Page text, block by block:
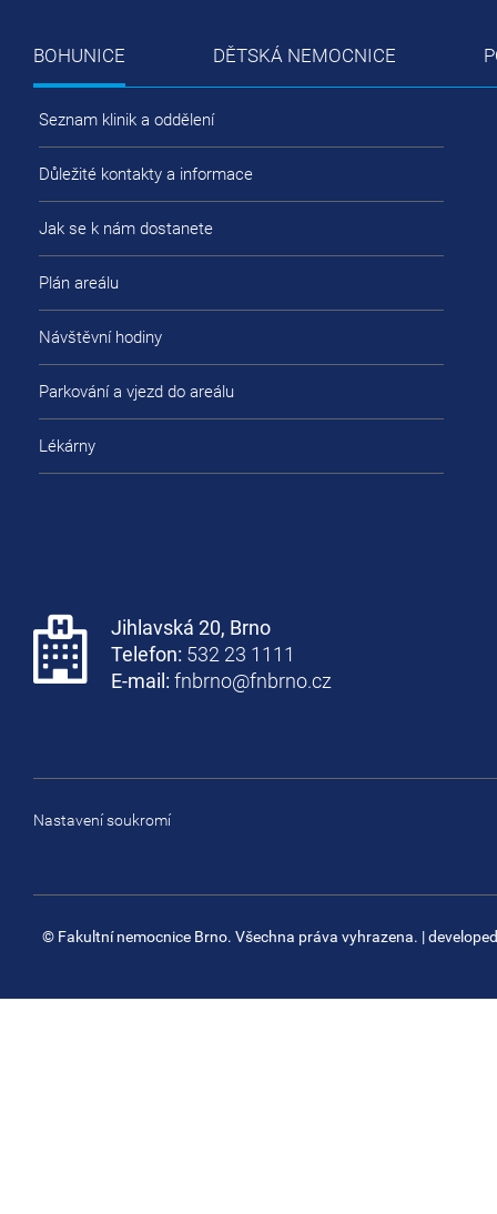
BOHUNICE DĚTSKÁ NEMOCNICE
Seznam klinik a oddělení
Důležité kontakty a informace
Jak se k nám dostanete
Plán areálu
Návštěvní hodiny
Parkování a vjezd do areálu
Lékárny
Jihlavská 20, Brno
Telefon: 532 23 1111
E-mail: fnbrno@fnbrno.cz
Nastavení soukromí
© Fakultní nemocnice Brno. Všechna práva vyhrazena. |